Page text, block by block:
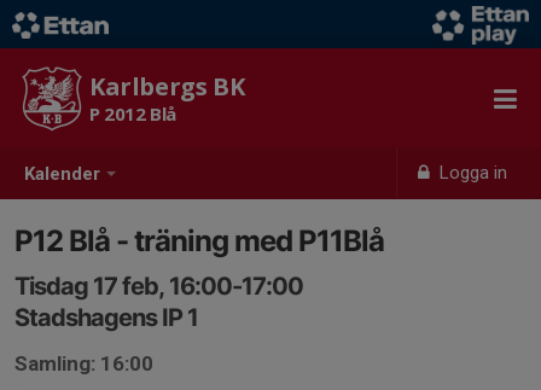
Kalender Logga in
Karlbergs BK
P 2012 Blå
P12 Blå - träning med P11Blå
Tisdag 17 feb, 16:00-17:00
Stadshagens IP 1
Samling: 16:00